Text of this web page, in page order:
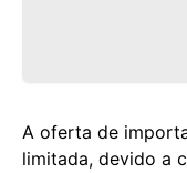
A oferta de
limitada, devido a